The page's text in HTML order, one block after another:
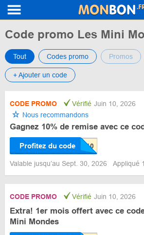
Code promo Les Mini
Tout Codes promo Promos
+ Ajouter un code
CODE PROMO Vérifié Juin 10, 2026
Nous recommandons
Gagnez 10% de remise avec ce
Profitez du code
Valable jusqu’au Sept. 30, 2026 Appliqué
CODE PROMO Vérifié Juin 10, 2026
Extra! 1er mois offert avec ce
Mini Mondes